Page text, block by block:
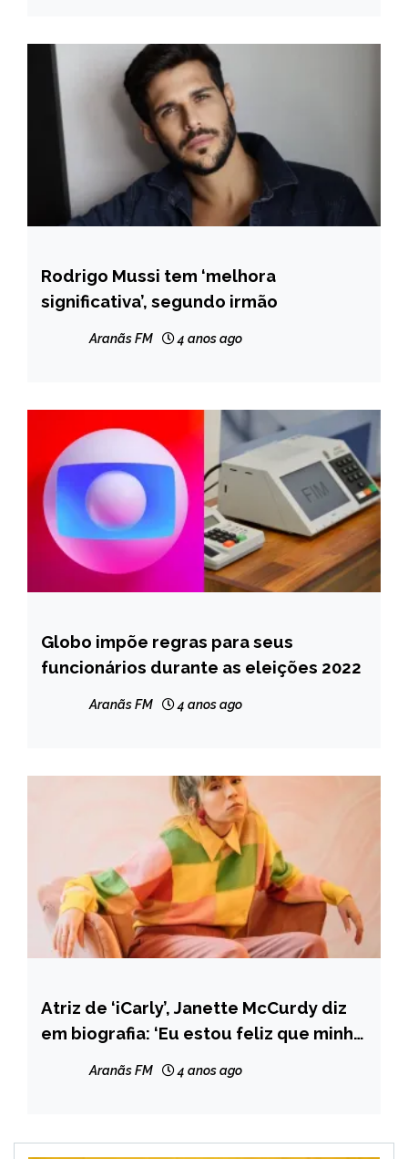
ENTRETENIMENTO
Rodrigo Mussi tem ‘melhora
significativa’, segundo irmão
Aranãs FM 4 anos ago
ENTRETENIMENTO
Globo impõe regras para seus
funcionários durante as eleições 2022
Aranãs FM 4 anos ago
ENTRETENIMENTO
Atriz de ‘iCarly’, Janette McCurdy diz
em biografia: ‘Eu estou feliz que minha
mãe tenha morrido’
Aranãs FM 4 anos ago